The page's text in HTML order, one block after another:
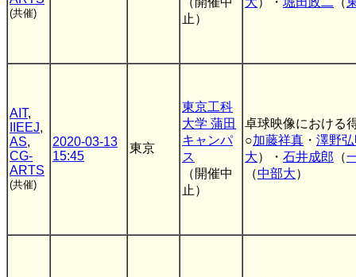
(共催)
止）
AIT,
IIEEJ,
AS,
CG-
ARTS
(共催)
2020-03-13
15:45
東京
東京工科
大学 蒲田
キャンパ
ス
（開催中
止）
卓球映像における
○加藤祥真 ・ 澤野
大）・ 石井成郎 （
（中部大）